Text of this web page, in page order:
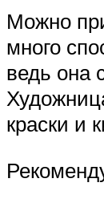
Можно
много
ведь она
краски и